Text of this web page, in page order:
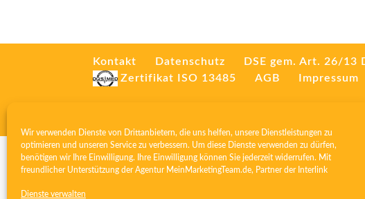
Wir verwenden Dienste von Drittanbietern, die uns helfen, unsere Dienstleistungen zu
optimieren und unseren Service zu verbessern. Um diese Dienste verwenden zu dürfen,
benötigen wir Ihre Einwilligung. Ihre Einwilligung können Sie jederzeit widerrufen. Mit
freundlicher Unterstützung der Agentur MeinMarketingTeam.de, Partner der Interlink
Dienste verwalten
Kontakt Datenschutz DSE gem. Art. 26/13
Zertifikat ISO 13485
AGB Impressum